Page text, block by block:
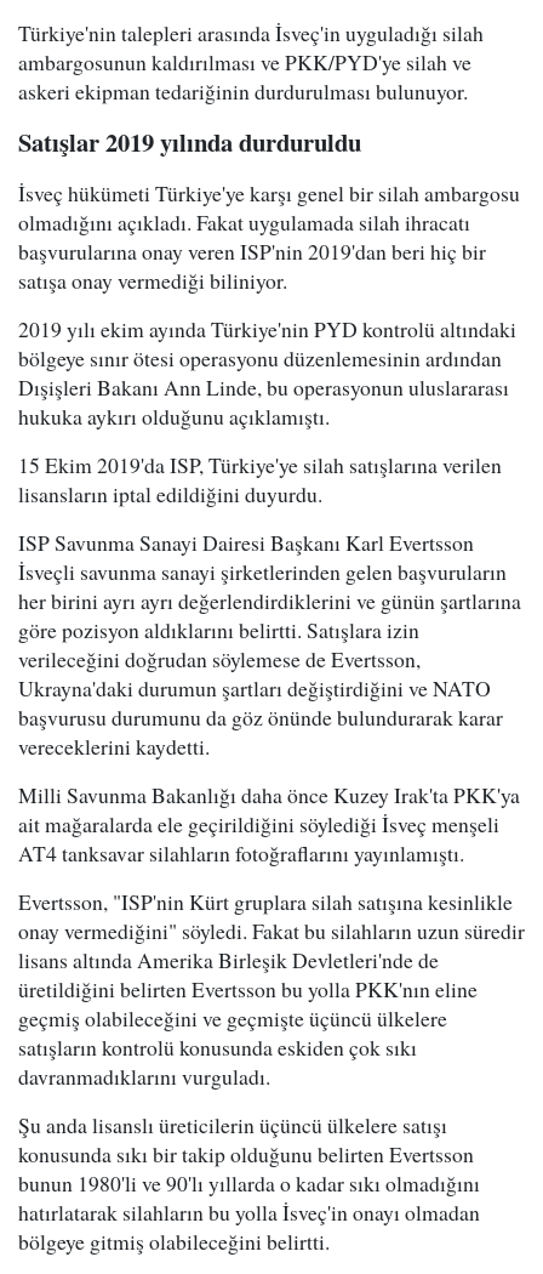
Türkiye'nin talepleri arasında İsveç'in uyguladığı silah
ambargosunun kaldırılması ve PKK/PYD'ye silah ve
askeri ekipman tedariğinin durdurulması bulunuyor.
Satışlar 2019 yılında durduruldu
İsveç hükümeti Türkiye'ye karşı genel bir silah ambargosu
olmadığını açıkladı. Fakat uygulamada silah ihracatı
başvurularına onay veren ISP'nin 2019'dan beri hiç bir
satışa onay vermediği biliniyor.
2019 yılı ekim ayında Türkiye'nin PYD kontrolü altındaki
bölgeye sınır ötesi operasyonu düzenlemesinin ardından
Dışişleri Bakanı Ann Linde, bu operasyonun uluslararası
hukuka aykırı olduğunu açıklamıştı.
15 Ekim 2019'da ISP, Türkiye'ye silah satışlarına verilen
lisansların iptal edildiğini duyurdu.
ISP Savunma Sanayi Dairesi Başkanı Karl Evertsson
İsveçli savunma sanayi şirketlerinden gelen başvuruların
her birini ayrı ayrı değerlendirdiklerini ve günün şartlarına
göre pozisyon aldıklarını belirtti. Satışlara izin
verileceğini doğrudan söylemese de Evertsson,
Ukrayna'daki durumun şartları değiştirdiğini ve NATO
başvurusu durumunu da göz önünde bulundurarak karar
vereceklerini kaydetti.
Milli Savunma Bakanlığı daha önce Kuzey Irak'ta PKK'ya
ait mağaralarda ele geçirildiğini söylediği İsveç menşeli
AT4 tanksavar silahların fotoğraflarını yayınlamıştı.
Evertsson, "ISP'nin Kürt gruplara silah satışına kesinlikle
onay vermediğini" söyledi. Fakat bu silahların uzun süredir
lisans altında Amerika Birleşik Devletleri'nde de
üretildiğini belirten Evertsson bu yolla PKK'nın eline
geçmiş olabileceğini ve geçmişte üçüncü ülkelere
satışların kontrolü konusunda eskiden çok sıkı
davranmadıklarını vurguladı.
Şu anda lisanslı üreticilerin üçüncü ülkelere satışı
konusunda sıkı bir takip olduğunu belirten Evertsson
bunun 1980'li ve 90'lı yıllarda o kadar sıkı olmadığını
hatırlatarak silahların bu yolla İsveç'in onayı olmadan
bölgeye gitmiş olabileceğini belirtti.